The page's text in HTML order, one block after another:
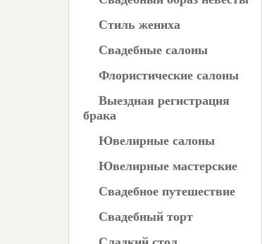
Стиль жениха
Свадебные салоны
Флористические салоны
Выездная регистрация
брака
Ювелирные салоны
Ювелирные мастерские
Свадебное путешествие
Свадебный торт